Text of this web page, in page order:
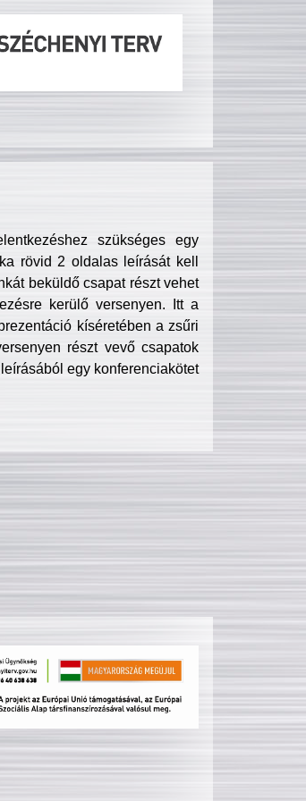
szükséges egy
rövid 2 oldalas leírását kell
beküldő csapat részt vehet
kerülő versenyen. Itt a
kíséretében a zsűri
részt vevő csapatok
egy konferenciakötet